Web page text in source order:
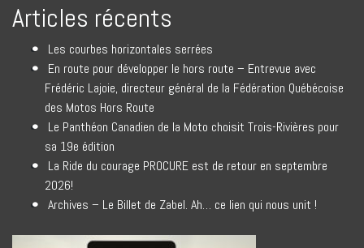
Articles récents
Les courbes horizontales serrées
En route pour développer le hors route – Entrevue avec
Frédéric Lajoie, directeur général de la Fédération Québécoise
des Motos Hors Route
Le Panthéon Canadien de la Moto choisit Trois-Rivières pour
sa 19e édition
La Ride du courage PROCURE est de retour en septembre
2026!
Archives – Le Billet de Zabel. Ah… ce lien qui nous unit !